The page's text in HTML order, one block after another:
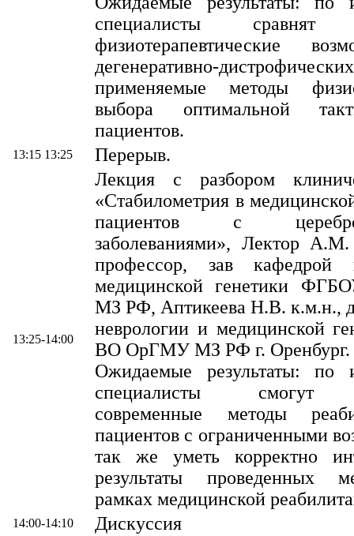
специалисты сравнят
физиотерапевтические
дегенеративно-
применяемые методы
выбора оптимальной
пациентов.
13:15 13:25 Перерыв.
13:25-14:00
Лекция с разбором
«Стабилометрия в
пациентов с
заболеваниями», Лектор
профессор, зав кафедрой
медицинской генетики
МЗ РФ, Аптикеева Н.В. к.м.н.,
неврологии и медицинской
ВО ОрГМУ МЗ РФ г. Оренбург.
Ожидаемые результаты: по
специалисты смогут
современные методы
пациентов с ограниченными
так же уметь корректно
результаты проведенных
рамках медицинской
14:00-14:10 Дискуссия